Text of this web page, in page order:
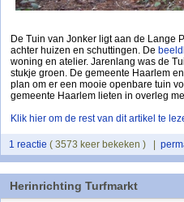
De Tuin van Jonker ligt aan de Lange
achter huizen en schuttingen. De
woning en atelier. Jarenlang was de
stukje groen. De gemeente Haarlem
plan om er een mooie openbare tuin
gemeente Haarlem lieten in overleg
Klik hier om de rest van dit artikel te
1 reactie ( 3573 keer bekeken ) |
Herinrichting Turfmarkt